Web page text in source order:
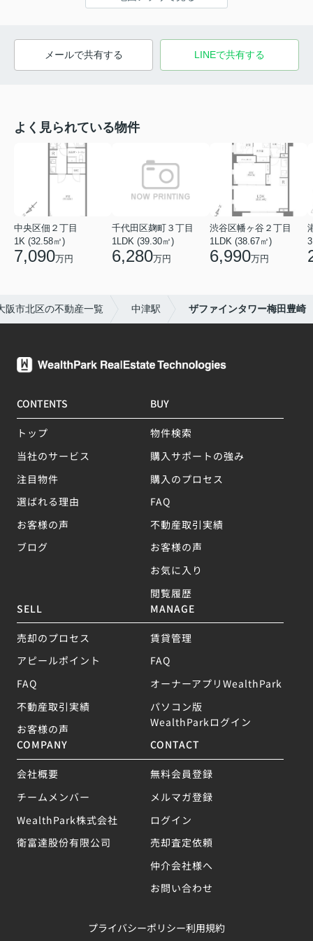
メールで共有する LINEで共有する
よく見られている物件
中央区佃２丁目
1K (32.58㎡)
7,090万円
千代田区麹町３丁目
1LDK (39.30㎡)
6,280万円
渋谷区幡ヶ谷２丁目
1LDK (38.67㎡)
6,990万円
阪市北区の不動産一覧 中津駅 ザファインタワー梅田豊崎
CONTENTS
トップ
当社のサービス
注目物件
選ばれる理由
お客様の声
ブログ
BUY
物件検索
購入サポートの強み
購入のプロセス
FAQ
不動産取引実績
お客様の声
お気に入り
閲覧履歴
SELL
売却のプロセス
アピールポイント
FAQ
不動産取引実績
お客様の声
MANAGE
賃貸管理
FAQ
オーナーアプリWealthPark
パソコン版
WealthParkログイン
COMPANY
会社概要
チームメンバー
WealthPark株式会社
衛富達股份有限公司
CONTACT
無料会員登録
メルマガ登録
ログイン
売却査定依頼
仲介会社様へ
お問い合わせ
プライバシーポリシー利用規約